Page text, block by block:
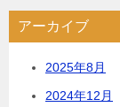
アーカイブ
2025年8月
2024年12月